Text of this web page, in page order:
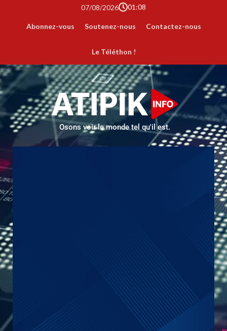
07/08/2026 01:08
Abonnez-vous Soutenez-nous Contactez-nous
Le Téléthon !
Osons voir le monde tel qu'il est.